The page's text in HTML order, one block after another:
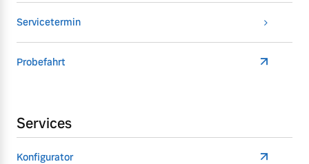
Servicetermin
Probefahrt
Services
Konfigurator